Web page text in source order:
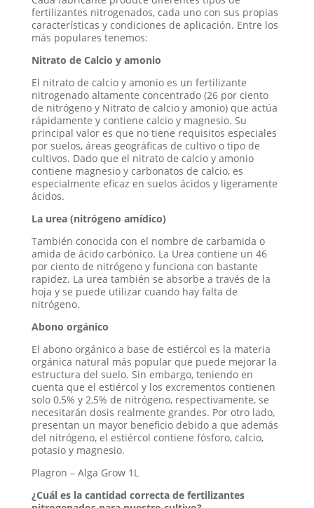
fertilizantes nitrogenados, cada uno con sus propias
características y condiciones de aplicación. Entre los
más populares tenemos:
Nitrato de Calcio y amonio
El nitrato de calcio y amonio es un fertilizante
nitrogenado altamente concentrado (26 por ciento
de nitrógeno y Nitrato de calcio y amonio) que actúa
rápidamente y contiene calcio y magnesio. Su
principal valor es que no tiene requisitos especiales
por suelos, áreas geográficas de cultivo o tipo de
cultivos. Dado que el nitrato de calcio y amonio
contiene magnesio y carbonatos de calcio, es
especialmente eficaz en suelos ácidos y ligeramente
ácidos.
La urea (nitrógeno amídico)
También conocida con el nombre de carbamida o
amida de ácido carbónico. La Urea contiene un 46
por ciento de nitrógeno y funciona con bastante
rapidez. La urea también se absorbe a través de la
hoja y se puede utilizar cuando hay falta de
nitrógeno.
Abono orgánico
El abono orgánico a base de estiércol es la materia
orgánica natural más popular que puede mejorar la
estructura del suelo. Sin embargo, teniendo en
cuenta que el estiércol y los excrementos contienen
solo 0,5% y 2,5% de nitrógeno, respectivamente, se
necesitarán dosis realmente grandes. Por otro lado,
presentan un mayor beneficio debido a que además
del nitrógeno, el estiércol contiene fósforo, calcio,
potasio y magnesio.
Plagron – Alga Grow 1L
¿Cuál es la cantidad correcta de fertilizantes